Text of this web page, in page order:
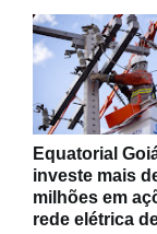
Equatorial
investe mais
milhões em
rede elétrica